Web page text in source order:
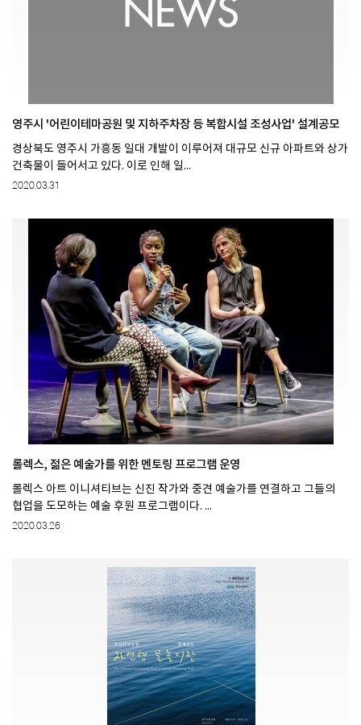
영주시 '어린이테마공원 및 지하주차장 등 복합시설 조성사업' 설계공모
경상북도 영주시 가흥동 일대 개발이 이루어져 대규모 신규 아파트와 상가
건축물이 들어서고 있다. 이로 인해 일...
2020.03.31
롤렉스, 젊은 예술가를 위한 멘토링 프로그램 운영
롤렉스 아트 이니셔티브는 신진 작가와 중견 예술가를 연결하고 그들의
협업을 도모하는 예술 후원 프로그램이다. ...
2020.03.26